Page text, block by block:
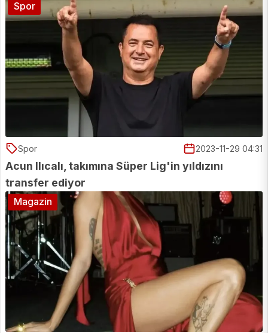
Spor 2023-11-29 04:31
Acun Ilıcalı, takımına Süper Lig'in yıldızını
transfer ediyor
Spor
Magazin